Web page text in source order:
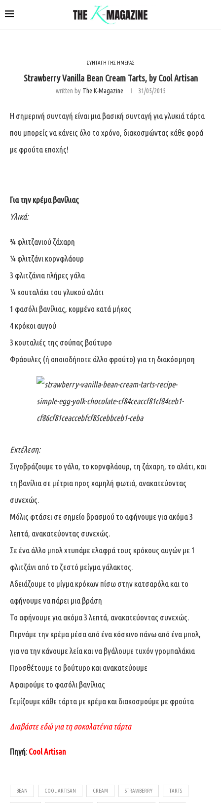
ΣΥΝΤΑΓΗ ΤΗΣ ΗΜΕΡΑΣ
Strawberry Vanilla Bean Cream Tarts, by Cool Artisan
written by The K-Magazine 31/05/2015
H σημερινή συνταγή είναι μια βασική συνταγή για γλυκιά τάρτα
που μπορείς να κάνεις όλο το χρόνο, διακοσμώντας κάθε φορά
με φρούτα εποχής!
Για την κρέμα βανίλιας
Υλικά:
¾ φλιτζανιού ζάχαρη
¼ φλιτζάνι κορνφλάουρ
3 φλιτζάνια πλήρες γάλα
¼ κουταλάκι του γλυκού αλάτι
1 φασόλι βανίλιας, κομμένο κατά μήκος
4 κρόκοι αυγού
3 κουταλιές της σούπας βούτυρο
Φράουλες (ή οποιοδήποτε άλλο φρούτο) για τη διακόσμηση
Εκτέλεση:
Σιγοβράζουμε το γάλα, το κορνφλάουρ, τη ζάχαρη, το αλάτι, και
τη βανίλια σε μέτρια προς χαμηλή φωτιά, ανακατεύοντας
συνεχώς.
Μόλις φτάσει σε σημείο βρασμού το αφήνουμε για ακόμα 3
λεπτά, ανακατεύοντας συνεχώς.
Σε ένα άλλο μπολ χτυπάμε ελαφρά τους κρόκους αυγών με 1
φλιτζάνι από το ζεστό μείγμα γάλακτος.
Αδειάζουμε το μίγμα κρόκων πίσω στην κατσαρόλα και το
αφήνουμε να πάρει μια βράση
Το αφήνουμε για ακόμα 3 λεπτά, ανακατεύοντας συνεχώς.
Περνάμε την κρέμα μέσα από ένα κόσκινο πάνω από ένα μπολ,
για να την κάνουμε λεία και να βγάλουμε τυχόν γρομπαλάκια
Προσθέτουμε το βούτυρο και ανακατεύουμε
Αφαιρούμε το φασόλι βανίλιας
Γεμίζουμε κάθε τάρτα με κρέμα και διακοσμούμε με φρούτα
Διαβάστε εδώ για τη σοκολατένια τάρτα
Πηγή: Cool Artisan
BEAN COOL ARTISAN CREAM STRAWBERRY TARTS